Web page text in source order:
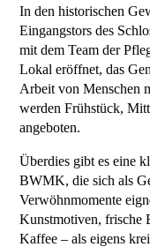
In den historischen
Eingangstors des
mit dem Team der
Lokal eröffnet, das
Arbeit von Menschen
werden Frühstück,
angeboten.
Überdies gibt es eine
BWMK, die sich als
Verwöhnmomente
Kunstmotiven, frische
Kaffee – als eigens